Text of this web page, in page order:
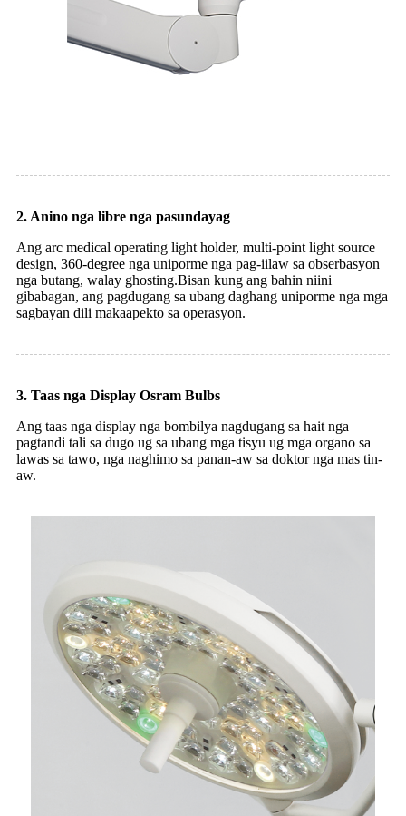
2. Anino nga libre nga pasundayag
Ang arc medical operating light holder, multi-point light source
design, 360-degree nga uniporme nga pag-iilaw sa obserbasyon
nga butang, walay ghosting.Bisan kung ang bahin niini
gibabagan, ang pagdugang sa ubang daghang uniporme nga mga
sagbayan dili makaapekto sa operasyon.
3. Taas nga Display Osram Bulbs
Ang taas nga display nga bombilya nagdugang sa hait nga
pagtandi tali sa dugo ug sa ubang mga tisyu ug mga organo sa
lawas sa tawo, nga naghimo sa panan-aw sa doktor nga mas tin-
aw.